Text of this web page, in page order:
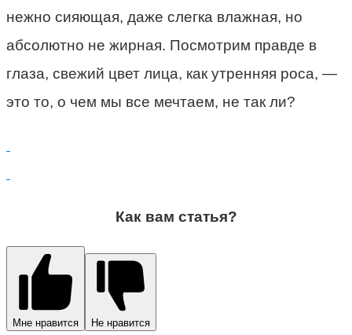
нежно сияющая, даже слегка влажная, но
абсолютно не жирная. Посмотрим правде в
глаза, свежий цвет лица, как утренняя роса, —
это то, о чем мы все мечтаем, не так ли?
Как вам статья?
Мне нравится Не нравится